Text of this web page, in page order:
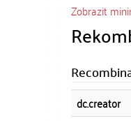
Zobrazit
dc.creator